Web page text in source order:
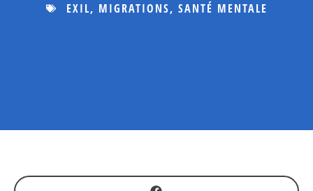
EXIL, MIGRATIONS, SANTÉ MENTALE